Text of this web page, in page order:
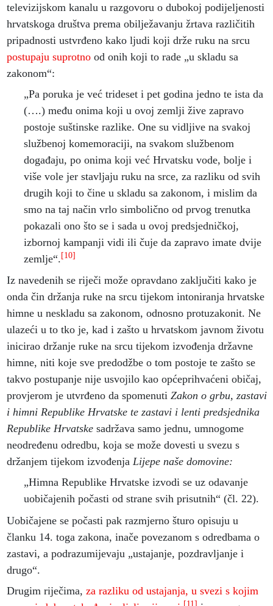
televizijskom kanalu u razgovoru o dubokoj podijeljenosti
hrvatskoga društva prema obilježavanju žrtava različitih
pripadnosti ustvrđeno kako ljudi koji drže ruku na srcu
postupaju suprotno od onih koji to rade „u skladu sa
zakonom“:
„Pa poruka je već trideset i pet godina jedno te ista da
(….) među onima koji u ovoj zemlji žive zapravo
postoje suštinske razlike. One su vidljive na svakoj
službenoj komemoraciji, na svakom službenom
događaju, po onima koji već Hrvatsku vode, bolje i
više vole jer stavljaju ruku na srce, za razliku od svih
drugih koji to čine u skladu sa zakonom, i mislim da
smo na taj način vrlo simbolično od prvog trenutka
pokazali ono što se i sada u ovoj predsjedničkoj,
izbornoj kampanji vidi ili čuje da zapravo imate dvije
zemlje“. [10]
Iz navedenih se riječi može opravdano zaključiti kako je
onda čin držanja ruke na srcu tijekom intoniranja hrvatske
himne u neskladu sa zakonom, odnosno protuzakonit. Ne
ulazeći u to tko je, kad i zašto u hrvatskom javnom životu
inicirao držanje ruke na srcu tijekom izvođenja državne
himne, niti koje sve predodžbe o tom postoje te zašto se
takvo postupanje nije usvojilo kao općeprihvaćeni običaj,
provjerom je utvrđeno da spomenuti Zakon o grbu, zastavi
i himni Republike Hrvatske te zastavi i lenti predsjednika
Republike Hrvatskesadržava samo jednu, umnogome
neodređenu odredbu, koja se može dovesti u svezu s
držanjem tijekom izvođenja Lijepe naše domovine:
„Himna Republike Hrvatske izvodi se uz odavanje
uobičajenih počasti od strane svih prisutnih“ (čl. 22).
Uobičajene se počasti pak razmjerno šturo opisuju u
članku 14. toga zakona, inače povezanom s odredbama o
zastavi, a podrazumijevaju „ustajanje, pozdravljanje i
drugo“.
Drugim riječima, za razliku od ustajanja, u svezi s kojim
[11]